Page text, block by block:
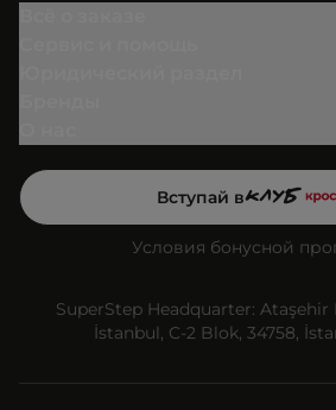
Вступай в
Условия бонусной
SuperStep Headquarter: Ataşehir
İstanbul, C-2 Blok, 34758,